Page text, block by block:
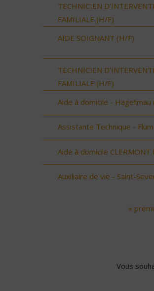
TECHNICIEN
FAMILIALE (H/F)
AIDE SOIGNANT (H/F)
TECHNICIEN
FAMILIALE (H/F)
Aide à domicile - Hagetmau
Assistante Technique -
Aide à domicile CLERMONT
Auxiliaire de vie - Saint-
«
Vous